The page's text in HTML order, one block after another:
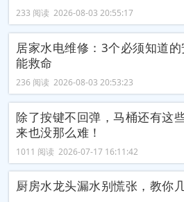
233 阅读 2026-08-03 20:55:17
居家水电维修：3个必须知道
能救命
236 阅读 2026-08-03 20:53:23
除了按键不回弹，马桶还有这
来也没那么难！
1011 阅读 2026-07-17 16:11:42
厨房水龙头漏水别慌张，教你